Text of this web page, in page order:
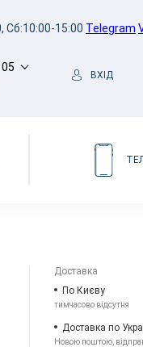
Сб:10:00-15:00 Telegram
ВХІД
Доставка
По Києву
тимчасово відсутня
Доставка по
Новою поштою,